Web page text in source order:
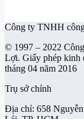
Công ty TNHH
© 1997 – 2022
Lợi. Giấy phép kinh
tháng 04 năm 2016
Trụ sở chính
Địa chỉ: 658